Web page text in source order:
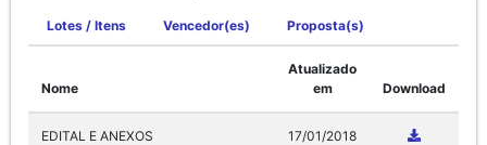
Lotes / Itens Vencedor(es) Proposta(s)
Nome
Atualizado
em
Download
EDITAL E ANEXOS 17/01/2018